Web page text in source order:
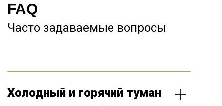
FAQ
Часто задаваемые вопросы
Холодный и горячий туман